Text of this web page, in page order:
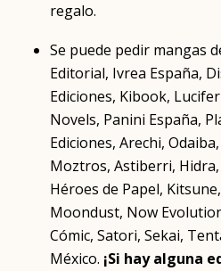
regalo.
Se puede pedir mangas
Editorial, Ivrea España,
Ediciones, Kibook,
Novels, Panini España,
Ediciones, Arechi,
Moztros, Astiberri,
Héroes de Papel,
Moondust, Now
Cómic, Satori, Sekai,
México. ¡Si hay alguna